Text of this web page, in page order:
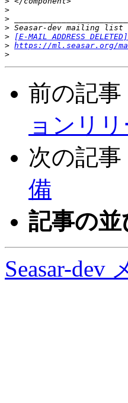
>
>
>
>
[E-MAIL ADDRESS DELETED]
> https://ml.seasar.org/
>
前の記事
ョンリ
次の記事
備
記事の並
Seasar-dev